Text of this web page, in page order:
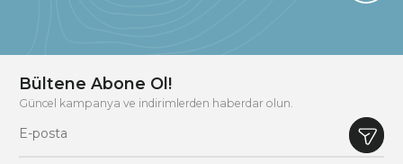
Bültene Abone Ol!
Güncel kampanya ve indirimlerden haberdar olun.